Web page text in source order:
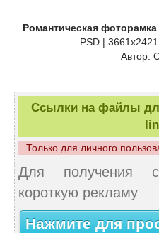
Романтическая
PSD |
Автор:
Ссылки на файлы
Только для личного
Для получения
короткую рекламу
Нажмите для